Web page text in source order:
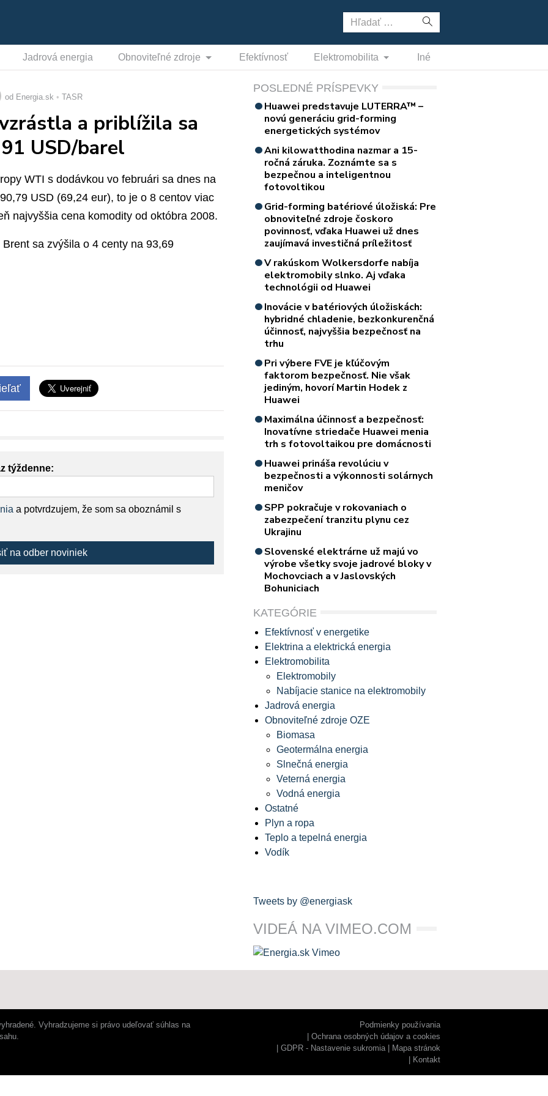
Hľadať:
Jadrová energia Obnoviteľné zdroje Efektívnosť Elektromobilita Iné
od Energia.sk TASR
a priblížila sa
USD/barel
WTI s dodávkou vo februári sa dnes na
USD (69,24 eur), to je o 8 centov viac
najvyššia cena komodity od októbra 2008.
sa zvýšila o 4 centy na 93,69
týždenne:
a potvrdzujem, že som sa oboznámil s
na odber noviniek
POSLEDNÉ PRÍSPEVKY
Huawei predstavuje LUTERRA™ –
novú generáciu grid-forming
energetických systémov
Ani kilowatthodina nazmar a 15-
ročná záruka. Zoznámte sa s
bezpečnou a inteligentnou
fotovoltikou
Grid-forming batériové úložiská: Pre
obnoviteľné zdroje čoskoro
povinnosť, vďaka Huawei už dnes
zaujímavá investičná príležitosť
V rakúskom Wolkersdorfe nabíja
elektromobily slnko. Aj vďaka
technológii od Huawei
Inovácie v batériových úložiskách:
hybridné chladenie, bezkonkurenčná
účinnosť, najvyššia bezpečnosť na
trhu
Pri výbere FVE je kľúčovým
faktorom bezpečnosť. Nie však
jediným, hovorí Martin Hodek z
Huawei
Maximálna účinnosť a bezpečnosť:
Inovatívne striedače Huawei menia
trh s fotovoltaikou pre domácnosti
Huawei prináša revolúciu v
bezpečnosti a výkonnosti solárnych
meničov
SPP pokračuje v rokovaniach o
zabezpečení tranzitu plynu cez
Ukrajinu
Slovenské elektrárne už majú vo
výrobe všetky svoje jadrové bloky v
Mochovciach a v Jaslovských
Bohuniciach
KATEGÓRIE
Efektívnosť v energetike
Elektrina a elektrická energia
Elektromobilita
Elektromobily
Nabíjacie stanice na elektromobily
Jadrová energia
Obnoviteľné zdroje OZE
Biomasa
Geotermálna energia
Slnečná energia
Veterná energia
Vodná energia
Ostatné
Plyn a ropa
Teplo a tepelná energia
Vodík
Tweets by @energiask
VIDEÁ NA VIMEO.COM
Vyhradzujeme si právo udeľovať súhlas na
Podmienky používania
Ochrana osobných údajov a cookies
GDPR - Nastavenie sukromia
Mapa stránok
Kontakt